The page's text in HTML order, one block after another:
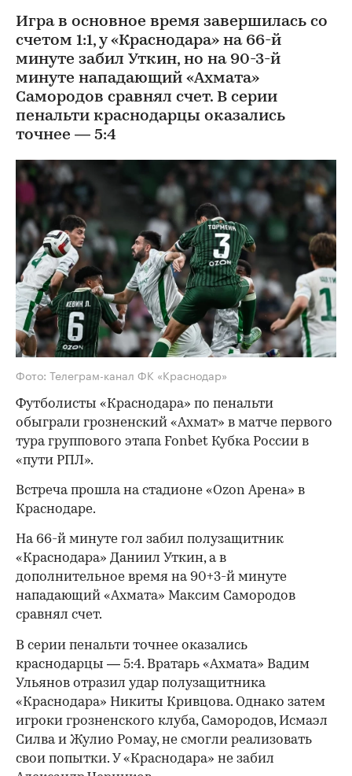
Игра в основное время завершилась со
счетом 1:1, у «Краснодара» на 66-й
минуте забил Уткин, но на 90-3-й
минуте нападающий «Ахмата»
Самородов сравнял счет. В серии
пенальти краснодарцы оказались
точнее — 5:4
Фото: Телеграм-канал ФК «Краснодар»
Футболисты «Краснодара» по пенальти
обыграли грозненский «Ахмат» в матче первого
тура группового этапа Fonbet Кубка России в
«пути РПЛ».
Встреча прошла на стадионе «Ozon Арена» в
Краснодаре.
На 66-й минуте гол забил полузащитник
«Краснодара» Даниил Уткин, а в
дополнительное время на 90+3-й минуте
нападающий «Ахмата» Максим Самородов
сравнял счет.
В серии пенальти точнее оказались
краснодарцы — 5:4. Вратарь «Ахмата» Вадим
Ульянов отразил удар полузащитника
«Краснодара» Никиты Кривцова. Однако затем
игроки грозненского клуба, Самородов, Исмаэл
Силва и Жулио Ромау, не смогли реализовать
свои попытки. У «Краснодара» не забил